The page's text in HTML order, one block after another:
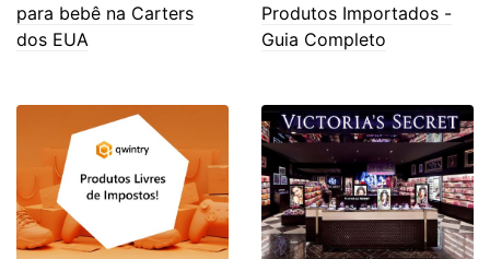
para bebê na Carters
dos EUA
Produtos Importados -
Guia Completo